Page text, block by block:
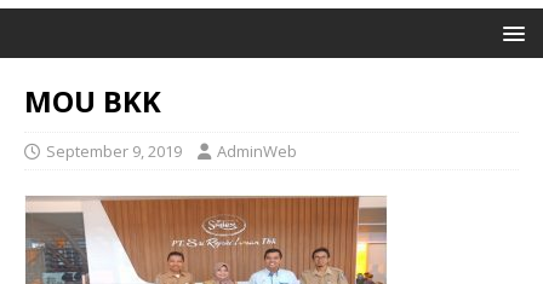
MOU BKK
September 9, 2019 AdminWeb